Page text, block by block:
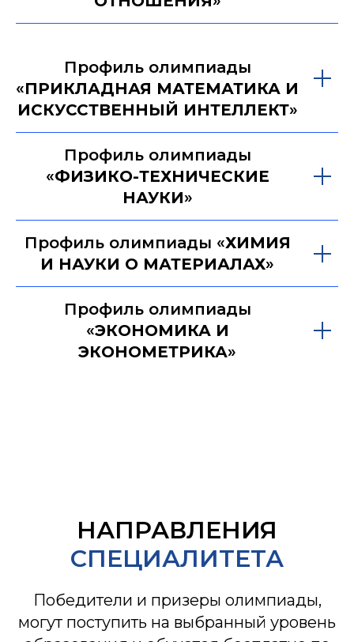
Профиль олимпиады
«ПРИКЛАДНАЯ МАТЕМАТИКА И
ИСКУССТВЕННЫЙ ИНТЕЛЛЕКТ»
Профиль олимпиады
«ФИЗИКО-ТЕХНИЧЕСКИЕ
НАУКИ»
Профиль олимпиады «ХИМИЯ
И НАУКИ О МАТЕРИАЛАХ»
Профиль олимпиады
«ЭКОНОМИКА И
ЭКОНОМЕТРИКА»
НАПРАВЛЕНИЯ
СПЕЦИАЛИТЕТА
Победители и призеры олимпиады,
могут поступить на выбранный уровень